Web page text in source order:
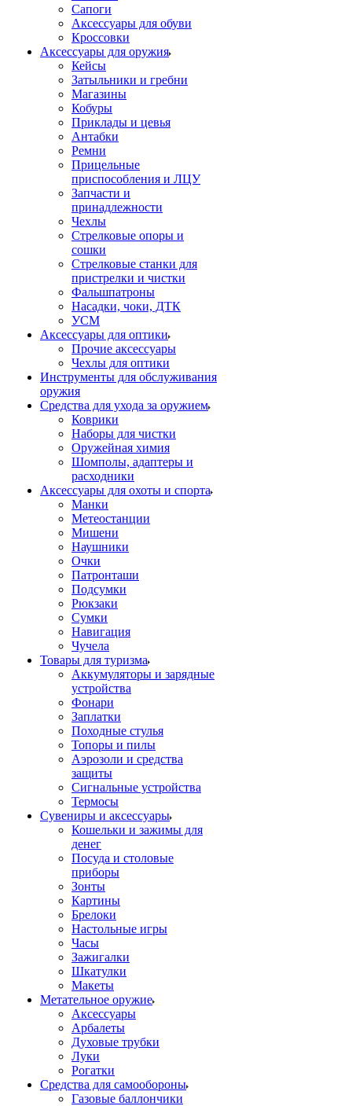
Сапоги
Аксессуары для обуви
Кроссовки
Аксессуары для оружия
Кейсы
Затыльники и гребни
Магазины
Кобуры
Приклады и цевья
Антабки
Ремни
Прицельные
приспособления и ЛЦУ
Запчасти и
принадлежности
Чехлы
Стрелковые опоры и
сошки
Стрелковые станки для
пристрелки и чистки
Фальшпатроны
Насадки, чоки, ДТК
УСМ
Аксессуары для оптики
Прочие аксессуары
Чехлы для оптики
Инструменты для обслуживания
оружия
Средства для ухода за оружием
Коврики
Наборы для чистки
Оружейная химия
Шомполы, адаптеры и
расходники
Аксессуары для охоты и спорта
Манки
Метеостанции
Мишени
Наушники
Очки
Патронташи
Подсумки
Рюкзаки
Сумки
Навигация
Чучела
Товары для туризма
Аккумуляторы и зарядные
устройства
Фонари
Заплатки
Походные стулья
Топоры и пилы
Аэрозоли и средства
защиты
Сигнальные устройства
Термосы
Сувениры и аксессуары
Кошельки и зажимы для
денег
Посуда и столовые
приборы
Зонты
Картины
Брелоки
Настольные игры
Часы
Зажигалки
Шкатулки
Макеты
Метательное оружие
Аксессуары
Арбалеты
Духовые трубки
Луки
Рогатки
Средства для самообороны
Газовые баллончики